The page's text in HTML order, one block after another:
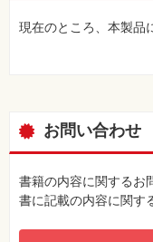
現在のところ、本製品
お問い合わせ
書籍の内容に関するお
書に記載の内容に関す